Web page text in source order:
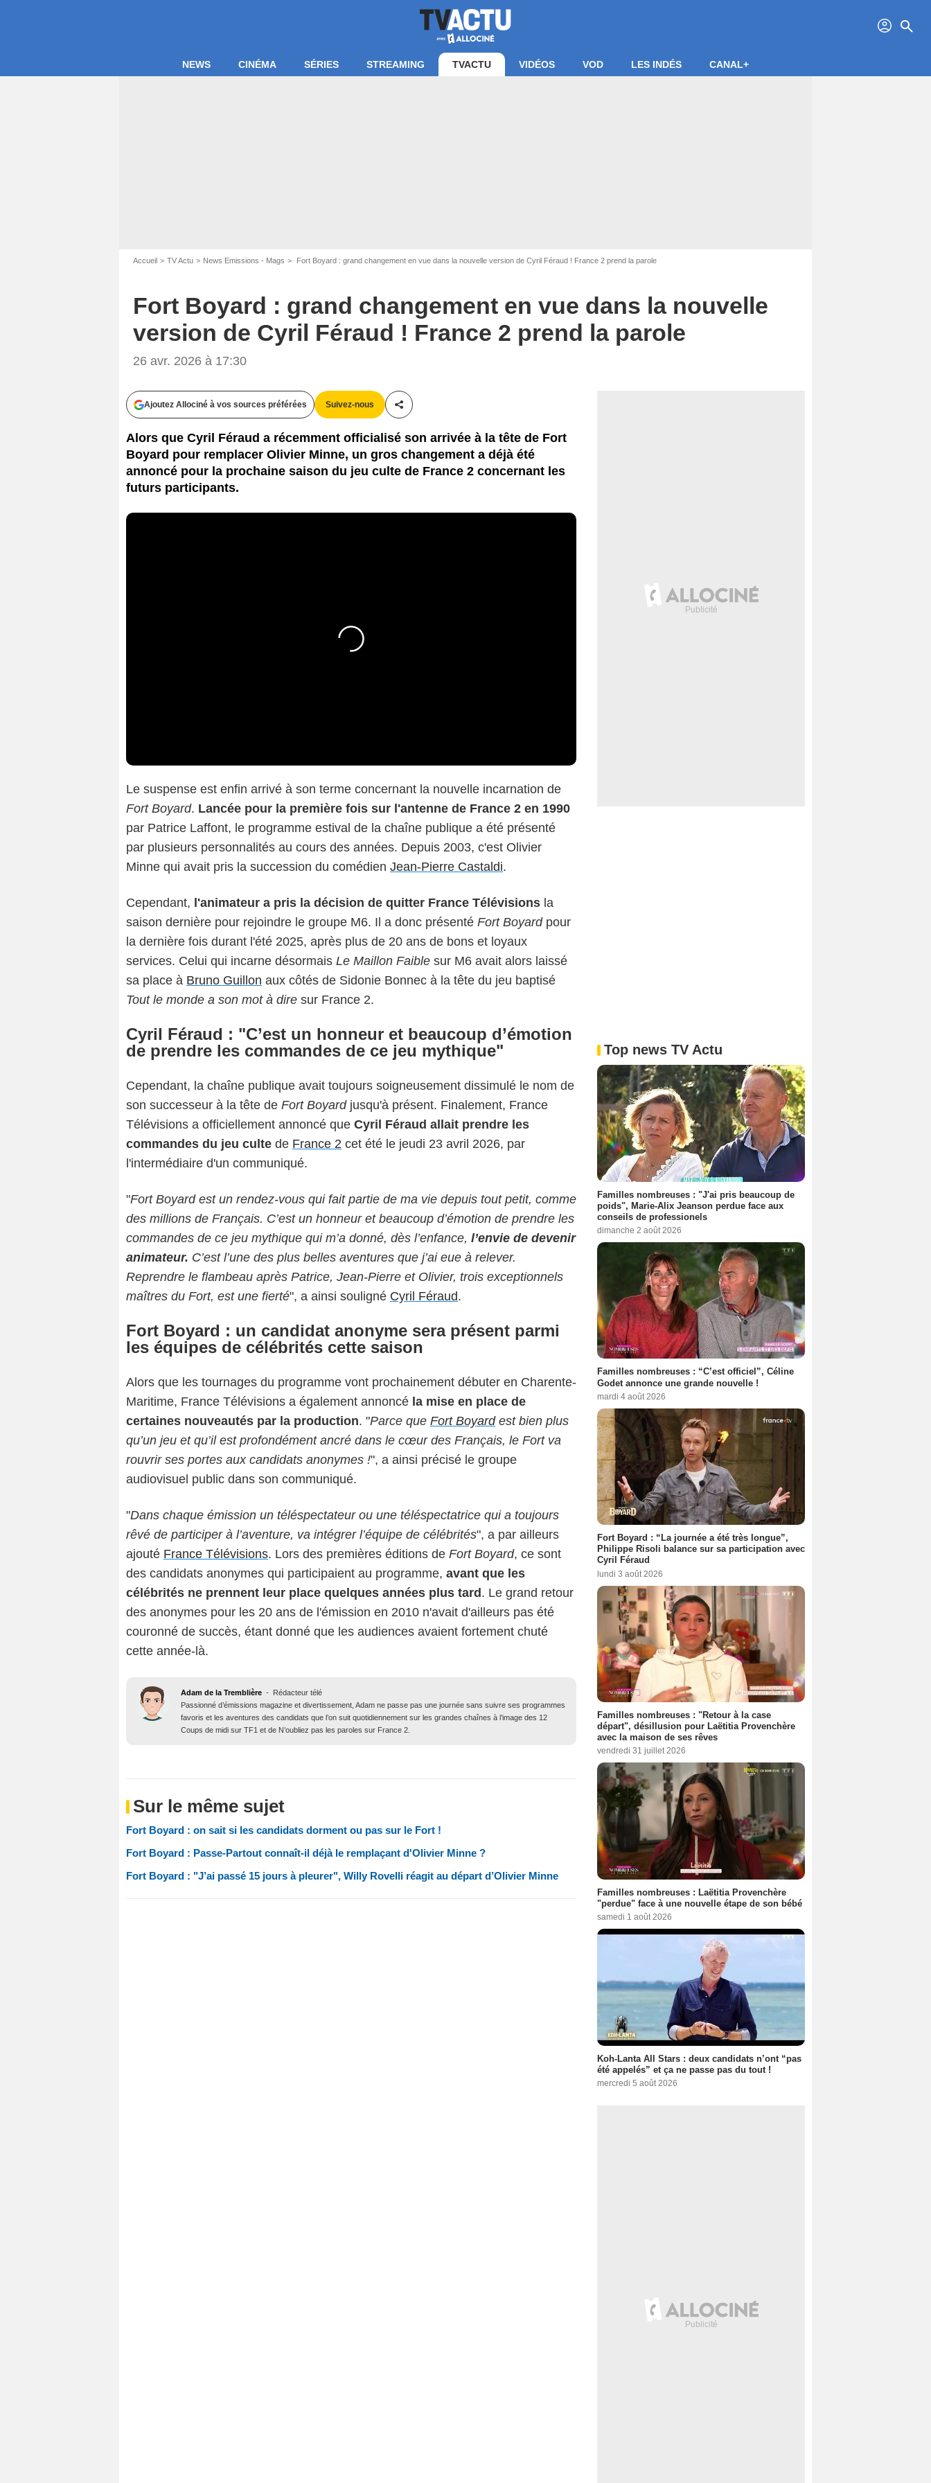
profil search
NEWS CINÉMA SÉRIES STREAMING TVACTU VIDÉOS VOD LES INDÉS CANAL+
Accueil TV Actu News Emissions - Mags Fort Boyard : grand changement en vue dans la nouvelle version de Cyril Féraud ! France 2 prend la parole
Fort Boyard : grand changement en vue dans la nouvelle
version de Cyril Féraud ! France 2 prend la parole
26 avr. 2026 à 17:30
Ajoutez Allociné à vos sources préférées Suivez-nous
Partager cet article
Alors que Cyril Féraud a récemment officialisé son arrivée à la tête de Fort
Boyard pour remplacer Olivier Minne, un gros changement a déjà été
annoncé pour la prochaine saison du jeu culte de France 2 concernant les
futurs participants.
Le suspense est enfin arrivé à son terme concernant la nouvelle incarnation de
Fort Boyard. Lancée pour la première fois sur l'antenne de France 2 en 1990
par Patrice Laffont, le programme estival de la chaîne publique a été présenté
par plusieurs personnalités au cours des années. Depuis 2003, c'est Olivier
Minne qui avait pris la succession du comédien Jean-Pierre Castaldi.
Cependant, l'animateur a pris la décision de quitter France Télévisions la
saison dernière pour rejoindre le groupe M6. Il a donc présenté Fort Boyardpour
la dernière fois durant l'été 2025, après plus de 20 ans de bons et loyaux
services. Celui qui incarne désormais Le Maillon Faible sur M6 avait alors laissé
sa place à Bruno Guillon aux côtés de Sidonie Bonnec à la tête du jeu baptisé
Tout le monde a son mot à dire sur France 2.
Cyril Féraud : "C’est un honneur et beaucoup d’émotion
de prendre les commandes de ce jeu mythique"
Cependant, la chaîne publique avait toujours soigneusement dissimulé le nom de
son successeur à la tête de Fort Boyardjusqu'à présent. Finalement, France
Télévisions a officiellement annoncé que Cyril Féraud allait prendre les
commandes du jeu culte de France 2 cet été le jeudi 23 avril 2026, par
l'intermédiaire d'un communiqué.
"Fort Boyard est un rendez-vous qui fait partie de ma vie depuis tout petit, comme
des millions de Français. C’est un honneur et beaucoup d’émotion de prendre les
commandes de ce jeu mythique qui m’a donné, dès l’enfance, l’envie de devenir
animateur. C’est l’une des plus belles aventures que j’ai eue à relever.
Reprendre le flambeau après Patrice, Jean-Pierre et Olivier, trois exceptionnels
maîtres du Fort, est une fierté", a ainsi souligné Cyril Féraud.
Fort Boyard : un candidat anonyme sera présent parmi
les équipes de célébrités cette saison
Alors que les tournages du programme vont prochainement débuter en Charente-
Maritime, France Télévisions a également annoncé la mise en place de
certaines nouveautés par la production. "Parce que Fort Boyardest bien plus
qu’un jeu et qu’il est profondément ancré dans le cœur des Français, le Fort va
rouvrir ses portes aux candidats anonymes !", a ainsi précisé le groupe
audiovisuel public dans son communiqué.
"Dans chaque émission un téléspectateur ou une téléspectatrice qui a toujours
rêvé de participer à l’aventure, va intégrer l’équipe de célébrités", a par ailleurs
ajouté France Télévisions. Lors des premières éditions de Fort Boyard, ce sont
des candidats anonymes qui participaient au programme, avant que les
célébrités ne prennent leur place quelques années plus tard . Le grand retour
des anonymes pour les 20 ans de l'émission en 2010 n'avait d'ailleurs pas été
couronné de succès, étant donné que les audiences avaient fortement chuté
cette année-là.
Adam de la Tremblière -
Rédacteur télé
Passionné d’émissions magazine et divertissement, Adam ne passe pas une journée sans suivre ses programmes
favoris et les aventures des candidats que l’on suit quotidiennement sur les grandes chaînes à l’image des 12
Coups de midi sur TF1 et de N’oubliez pas les paroles sur France 2.
Sur le même sujet
Fort Boyard : on sait si les candidats dorment ou pas sur le Fort !
Fort Boyard : Passe-Partout connaît-il déjà le remplaçant d'Olivier Minne ?
Fort Boyard : "J’ai passé 15 jours à pleurer", Willy Rovelli réagit au départ d’Olivier Minne
Top news TV Actu
Familles nombreuses : "J'ai pris beaucoup de
poids", Marie-Alix Jeanson perdue face aux
conseils de professionels
dimanche 2 août 2026
Familles nombreuses : “C’est officiel”, Céline
Godet annonce une grande nouvelle !
mardi 4 août 2026
Fort Boyard : “La journée a été très longue”,
Philippe Risoli balance sur sa participation avec
Cyril Féraud
lundi 3 août 2026
Familles nombreuses : "Retour à la case
départ", désillusion pour Laëtitia Provenchère
avec la maison de ses rêves
vendredi 31 juillet 2026
Familles nombreuses : Laëtitia Provenchère
"perdue" face à une nouvelle étape de son bébé
samedi 1 août 2026
Koh-Lanta All Stars : deux candidats n’ont “pas
été appelés” et ça ne passe pas du tout !
mercredi 5 août 2026